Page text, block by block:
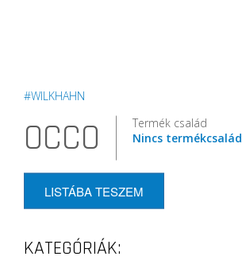
#WILKHAHN
OCCO
Termék család
Nincs termékcsalád
LISTÁBA TESZEM
KATEGÓRIÁK: